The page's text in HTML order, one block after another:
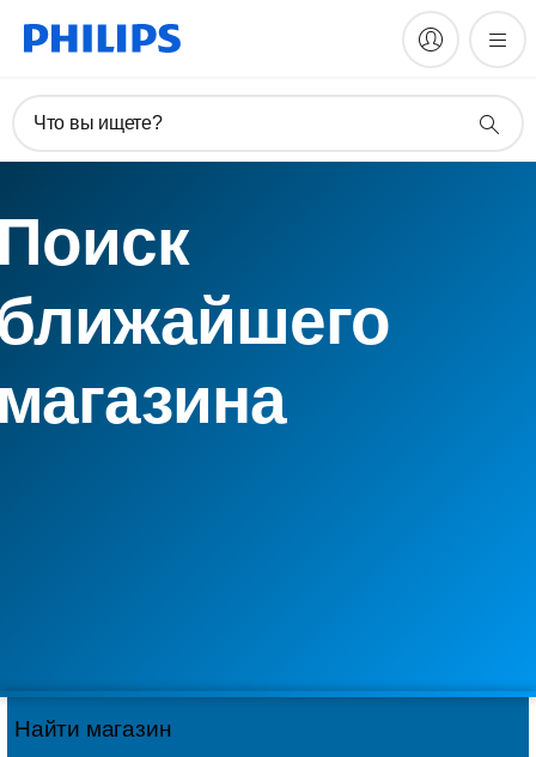
Что вы ищете?
Найти магазин